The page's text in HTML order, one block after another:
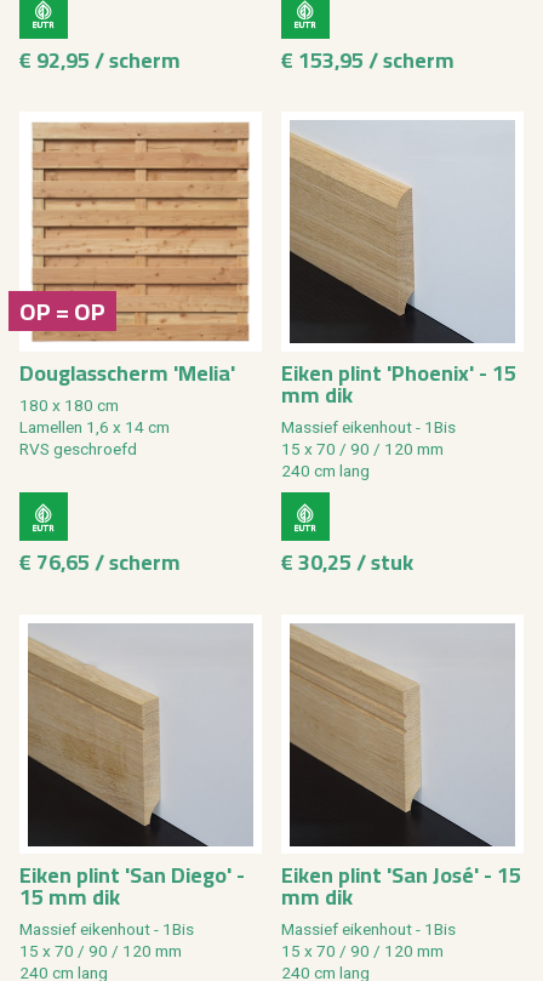
€ 92,95 / scherm € 153,95 / scherm
OP = OP
Douglasscherm 'Melia'
180 x 180 cm
Lamellen 1,6 x 14 cm
RVS geschroefd
€ 76,65 / scherm
Eiken plint 'Phoenix' - 15
mm dik
Massief eikenhout - 1Bis
15 x 70 / 90 / 120 mm
240 cm lang
€ 30,25 / stuk
Eiken plint 'San Diego' -
15 mm dik
Massief eikenhout - 1Bis
15 x 70 / 90 / 120 mm
240 cm lang
Eiken plint 'San José' - 15
mm dik
Massief eikenhout - 1Bis
15 x 70 / 90 / 120 mm
240 cm lang